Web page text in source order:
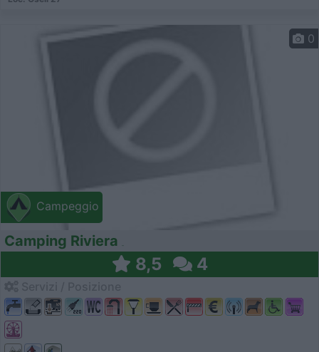
Campeggio
0
Camping Riviera
8,5 4